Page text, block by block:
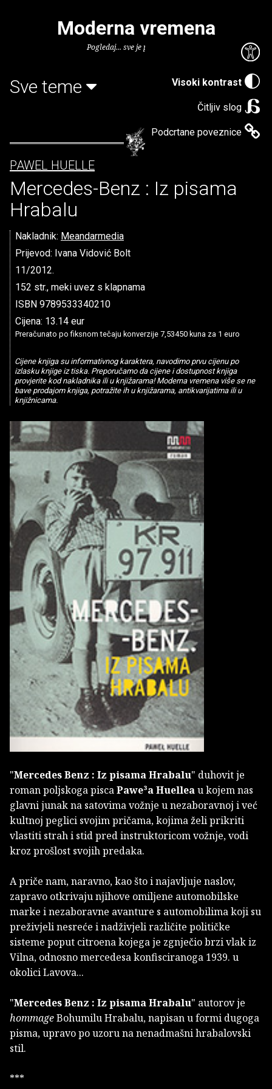
Visoki kontrast
Čitljiv slog
Podcrtane poveznice
Moderna vremena
Pogledaj... sve je puno knjiga.
Sve teme
PAWEL HUELLE
Mercedes-Benz : Iz pisama
Hrabalu
Nakladnik: Meandarmedia
Prijevod: Ivana Vidović Bolt
11/2012.
152 str., meki uvez s klapnama
ISBN 9789533340210
Cijena: 13.14 eur
Preračunato po fiksnom tečaju konverzije 7,53450 kuna za 1 euro
Cijene knjiga su informativnog karaktera, navodimo prvu cijenu po
izlasku knjige iz tiska. Preporučamo da cijene i dostupnost knjiga
provjerite kod nakladnika ili u knjižarama! Moderna vremena više se ne
bave prodajom knjiga, potražite ih u knjižarama, antikvarijatima ili u
knjižnicama.
"Mercedes Benz : Iz pisama Hrabalu" duhovit je
roman poljskoga piscaPawe³a Huelleau kojem nas
glavni junak na satovima vožnje u nezaboravnoj i već
kultnoj peglici svojim pričama, kojima želi prikriti
vlastiti strah i stid pred instruktoricom vožnje, vodi
kroz prošlost svojih predaka.
A priče nam, naravno, kao što i najavljuje naslov,
zapravo otkrivaju njihove omiljene automobilske
marke i nezaboravne avanture s automobilima koji su
preživjeli nesreće i nadživjeli različite političke
sisteme poput citroena kojega je zgnječio brzi vlak iz
Vilna, odnosno mercedesa konfisciranoga 1939. u
okolici Lavova...
"Mercedes Benz : Iz pisama Hrabalu" autorov je
hommageBohumilu Hrabalu, napisan u formi dugoga
pisma, upravo po uzoru na nenadmašni hrabalovski
stil.
***